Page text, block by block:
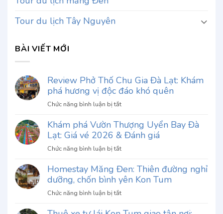
Tour du lịch Tây Nguyên
BÀI VIẾT MỚI
Review Phở Thố Chu Gia Đà Lạt: Khám
phá hương vị độc đáo khó quên
Chức năng bình luận bị tắtở
Phở
Thố
Gia
Lạt:
Khám
phá
Khám phá Vườn Thượng Uyển Bay Đà
Lạt: Giá vé 2026 & Đánh giá
Chức năng bình luận bị tắtở
phá
Vườn
Uyển
Homestay Măng Đen: Thiên đường nghỉ
dưỡng, chốn bình yên Kon Tum
Chức năng bình luận bị tắtở
Măng